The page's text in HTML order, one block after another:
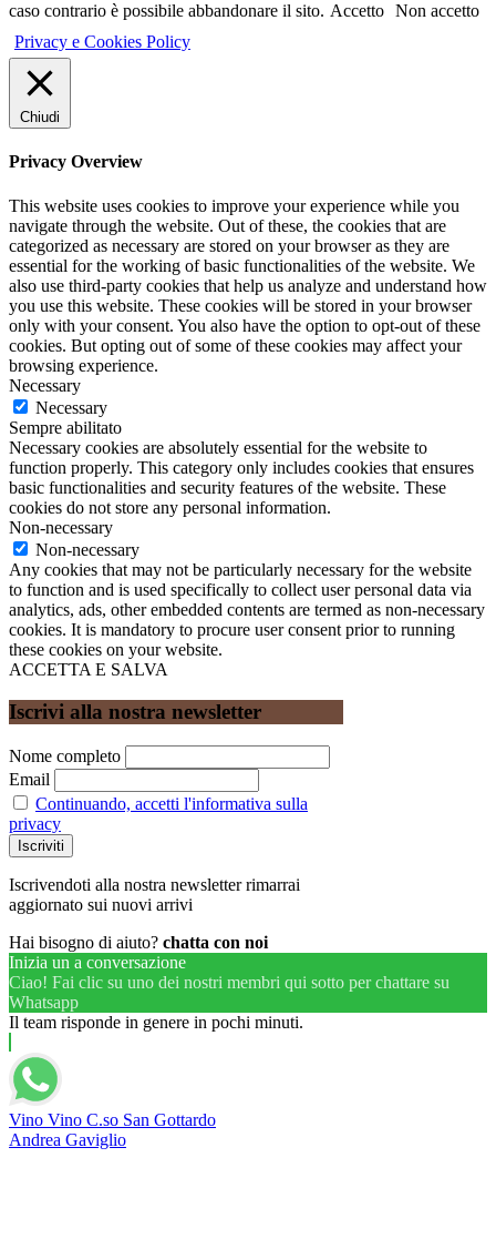
caso contrario è possibile abbandonare il sito. Accetto Non accetto
Privacy e Cookies Policy
Chiudi
Privacy Overview
This website uses cookies to improve your experience while you
navigate through the website. Out of these, the cookies that are
categorized as necessary are stored on your browser as they are
essential for the working of basic functionalities of the website. We
also use third-party cookies that help us analyze and understand how
you use this website. These cookies will be stored in your browser
only with your consent. You also have the option to opt-out of these
cookies. But opting out of some of these cookies may affect your
browsing experience.
Necessary
Necessary
Sempre abilitato
Necessary cookies are absolutely essential for the website to
function properly. This category only includes cookies that ensures
basic functionalities and security features of the website. These
cookies do not store any personal information.
Non-necessary
Non-necessary
Any cookies that may not be particularly necessary for the website
to function and is used specifically to collect user personal data via
analytics, ads, other embedded contents are termed as non-necessary
cookies. It is mandatory to procure user consent prior to running
these cookies on your website.
ACCETTA E SALVA
Iscrivi alla nostra newsletter
Nome completo
Email
Continuando, accetti l'informativa sulla
privacy
Iscrivendoti alla nostra newsletter rimarrai
aggiornato sui nuovi arrivi
Hai bisogno di aiuto? chatta con noi
Inizia un a conversazione
Ciao! Fai clic su uno dei nostri membri qui sotto per chattare su
Whatsapp
Il team risponde in genere in pochi minuti.
Vino Vino C.so San Gottardo
Andrea Gaviglio